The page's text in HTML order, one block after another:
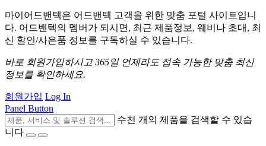
마이어드밴텍은 어드밴텍 고객을 위한 맞춤 포털 사이트입니
다. 어드밴텍의 멤버가 되시면, 최근 제품정보, 웨비나 초대, 최
신 할인/사은품 정보를 구독하실 수 있습니다.
바로 회원가입하시고 365일 언제라도 접속 가능한 맞춤 최신
정보를 확인하세요.
회원가입 Log In
Panel Button
수천 개의 제품을 검색할 수 있습
니다